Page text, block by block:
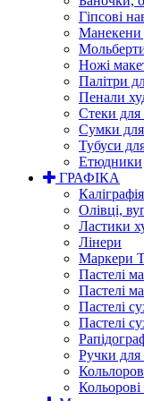
Гіпсові
Манекени
Ножі
Палітри
Пенали
Стеки для
Сумки
Тубуси
Етюдники
ГРАФІКА
Каліграфія
Олівці,
Ластики
Лінери
Маркери
Пастелі
Пастелі
Пастелі
Пастелі
Ручки для